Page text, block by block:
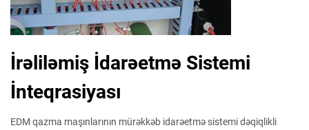
İrəliləmiş İdarəetmə Sistemi
İnteqrasiyası
EDM qazma maşınlarının mürəkkəb idarəetmə sistemi dəqiqlikli